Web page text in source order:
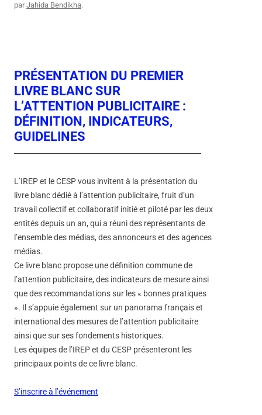
parJahida Bendikha.
PRÉSENTATION DU PREMIER
LIVRE BLANC SUR
L’ATTENTION PUBLICITAIRE :
DÉFINITION, INDICATEURS,
GUIDELINES
L’IREP et le CESP vous invitent à la présentation du
livre blanc dédié à l’attention publicitaire, fruit d’un
travail collectif et collaboratif initié et piloté par les deux
entités depuis un an, qui a réuni des représentants de
l’ensemble des médias, des annonceurs et des agences
médias.
Ce livre blanc propose une définition commune de
l’attention publicitaire, des indicateurs de mesure ainsi
que des recommandations sur les « bonnes pratiques
». Il s’appuie également sur un panorama français et
international des mesures de l’attention publicitaire
ainsi que sur ses fondements historiques.
Les équipes de l’IREP et du CESP présenteront les
principaux points de ce livre blanc.
S’inscrire à l’événement